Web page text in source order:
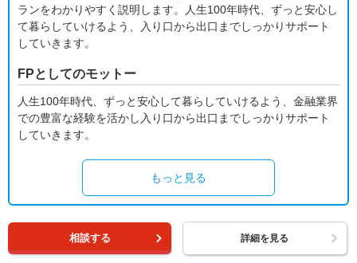
ランをわかりやすく説明します。人生100年時代、ずっと安心し
て暮らしていけるよう、入り口から出口までしっかりサポート
していきます。
FPとしてのモットー
人生100年時代、ずっと安心して暮らしていけるよう、金融業界
での豊富な経験を活かし入り口から出口までしっかりサポート
していきます。
もっと見る
相談する 詳細を見る